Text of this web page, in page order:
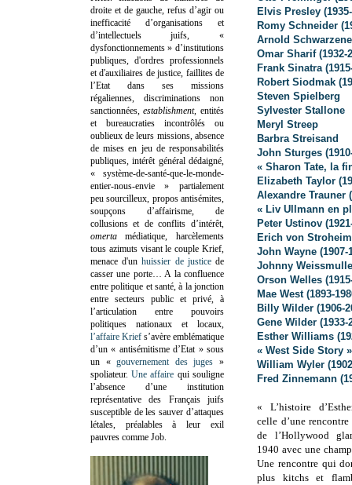
Elvis Presley
Romy Schneider
Arnold
Omar Sharif (1932-
Frank Sinatra
Robert Siodmak
Steven Spielberg
Sylvester Stallone
Meryl Streep
Barbra Streisand
John Sturges
« Sharon Tate, la
Elizabeth Taylor
Alexandre Trauner
« Liv Ullmann en
Peter Ustinov
Erich von Stroheim
John Wayne (1907-
Johnny
Orson Welles
Mae West (1893-
Billy Wilder (1906-
Gene Wilder (1933-
Esther Williams
« West Side Story
William Wyler
Fred Zinnemann
« L’histoire
celle d’une
de l’Hollywood
1940 avec une
Une rencontre qui
plus kitchs et
droite et de gauche, refus d’agir ou
inefficacité d’organisations et
d’intellectuels juifs, «
dysfonctionnements » d’institutions
publiques, d'ordres professionnels
et d'auxiliaires de justice, faillites de
l’Etat dans ses missions
régaliennes, discriminations non
sanctionnées,establishment, entités
et bureaucraties incontrôlés ou
oublieux de leurs missions, absence
de mises en jeu de responsabilités
publiques, intérêt général dédaigné,
« système-de-santé-que-le-monde-
entier-nous-envie » partialement
peu sourcilleux, propos antisémites,
soupçons d’affairisme, de
collusions et de conflits d’intérêt,
omertamédiatique, harcèlements
tous azimuts visant le couple Krief,
menace d'unhuissier de justicede
casser une porte… A la confluence
entre politique et santé, à la jonction
entre secteurs public et privé, à
l’articulation entre pouvoirs
politiques nationaux et locaux,
l’affaire Krief s’avère emblématique
d’un « antisémitisme d’Etat » sous
un «gouvernement des juges »
spoliateur.Une affaire qui souligne
l’absence d’une institution
représentative des Français juifs
susceptible de les sauver d’attaques
létales, préalables à leur exil
pauvres comme Job.